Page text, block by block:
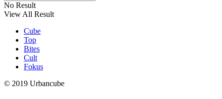
No Result
View All Result
Cube
Top
Bites
Cult
Fokus
© 2019 Urbancube